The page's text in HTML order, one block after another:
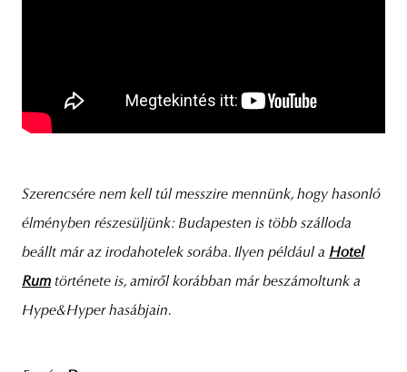
Szerencsére nem kell túl messzire mennünk, hogy hasonló
élményben részesüljünk: Budapesten is több szálloda
beállt már az irodahotelek sorába. Ilyen például a Hotel
Rum története is, amiről korábban már beszámoltunk a
Hype&Hyper hasábjain.